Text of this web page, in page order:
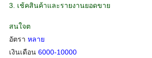
3. เช้คสินค้าและรายงานยอดขาย
สนใจต
อัตรา หลาย
เงินเดือน 6000-10000